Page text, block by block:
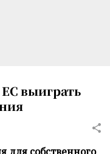
выиграть